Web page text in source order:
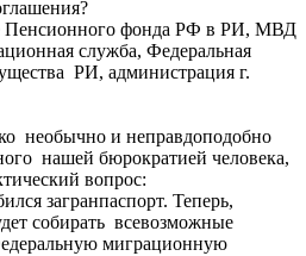
Пенсионного фонда РФ в РИ, МВД
служба, Федеральная
РИ, администрация г.
необычно и неправдоподобно
нашей бюрократией человека,
вопрос:
загранпаспорт. Теперь,
собирать всевозможные
миграционную